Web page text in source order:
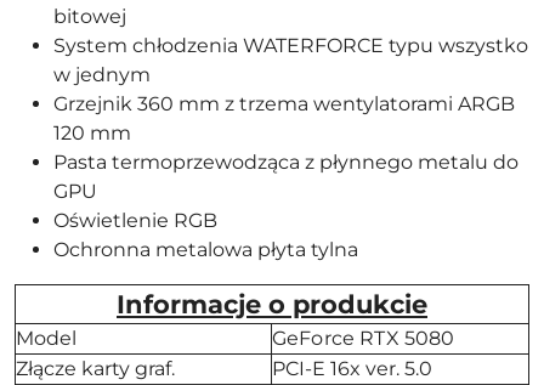
bitowej
System chłodzenia WATERFORCE typu wszystko
w jednym
Grzejnik 360 mm z trzema wentylatorami ARGB
120 mm
Pasta termoprzewodząca z płynnego metalu do
GPU
Oświetlenie RGB
Ochronna metalowa płyta tylna
Informacje o produkcie
Model
GeForce RTX 5080
Złącze karty graf.
PCI-E 16x ver. 5.0